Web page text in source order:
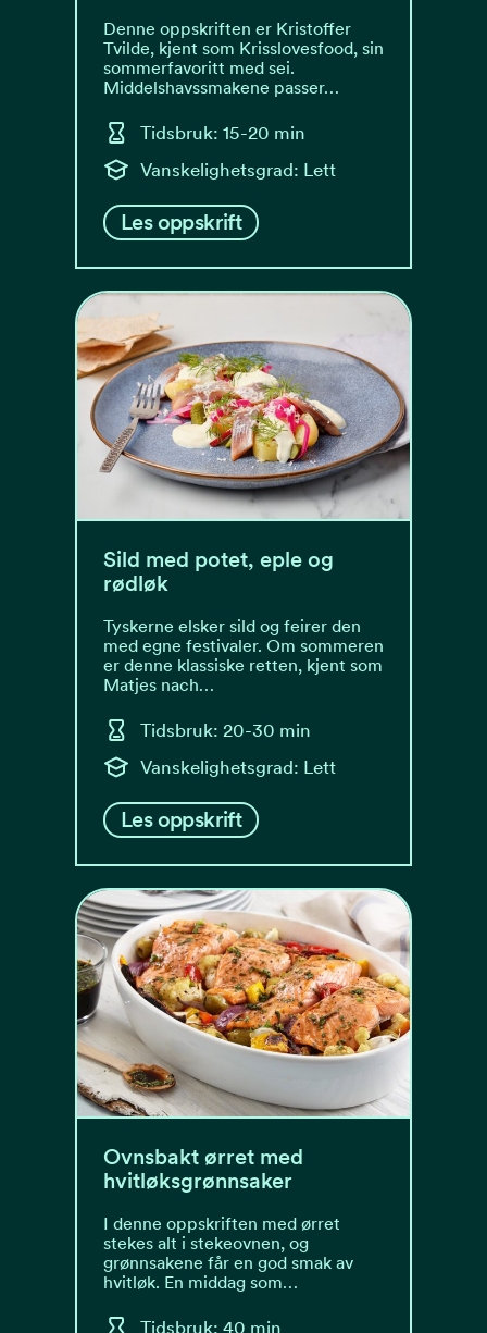
Denne oppskriften er Kristoffer
Tvilde, kjent som Krisslovesfood, sin
sommerfavoritt med sei.
Middelshavssmakene passer…
Tidsbruk: 15-20 min
Vanskelighetsgrad: Lett
Les oppskrift
Sild med potet, eple og
rødløk
Tyskerne elsker sild og feirer den
med egne festivaler. Om sommeren
er denne klassiske retten, kjent som
Matjes nach…
Tidsbruk: 20-30 min
Vanskelighetsgrad: Lett
Les oppskrift
Ovnsbakt ørret med
hvitløksgrønnsaker
I denne oppskriften med ørret
stekes alt i stekeovnen, og
grønnsakene får en god smak av
hvitløk. En middag som…
Tidsbruk: 40 min